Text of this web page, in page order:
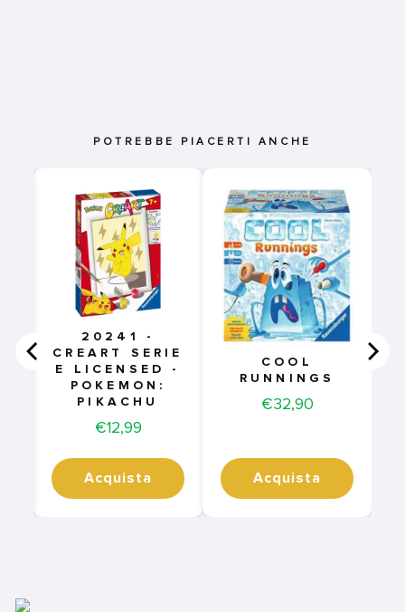
POTREBBE PIACERTI ANCHE
20241 -
CREART SERIE
E LICENSED -
POKEMON:
PIKACHU
Price
€12,99
Acquista
COOL
RUNNINGS
Price
€32,90
Acquista